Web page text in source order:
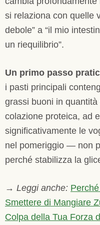
si relaziona con quelle
debole” a “il mio
un riequilibrio”.
Un primo passo
i pasti principali
grassi buoni in
colazione proteica, ad
significativamente le
nel pomeriggio — non
perché stabilizza la
→ Leggi anche:
Smettere di Mangiare
Colpa della Tua Forza